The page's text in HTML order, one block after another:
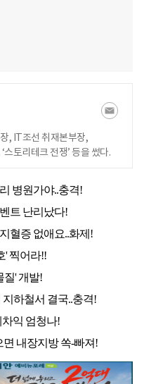
, IT조선 취재본부장,
토리테크 전쟁’ 등을 썼다.